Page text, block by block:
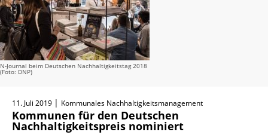
N-Journal beim Deutschen Nachhaltigkeitstag 2018
(Foto: DNP)
11. Juli 2019 | Kommunales Nachhaltigkeitsmanagement
Kommunen für den Deutschen
Nachhaltigkeitspreis nominiert